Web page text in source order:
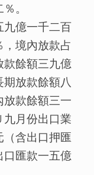
。
億一千二百
境內放款占
款餘額三九億
期放款餘額八
放款餘額三一
九月份出口業
（含出口押匯
口匯款一五億